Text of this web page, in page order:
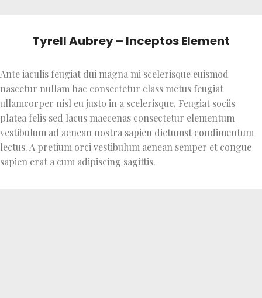
Tyrell Aubrey – Inceptos Element
Ante iaculis feugiat dui magna mi scelerisque euismod
nascetur nullam hac consectetur class metus feugiat
ullamcorper nisl eu justo in a scelerisque. Feugiat sociis
platea felis sed lacus maecenas consectetur elementum
vestibulum ad aenean nostra sapien dictumst condimentum
lectus. A pretium orci vestibulum aenean semper et congue
sapien erat a cum adipiscing sagittis.